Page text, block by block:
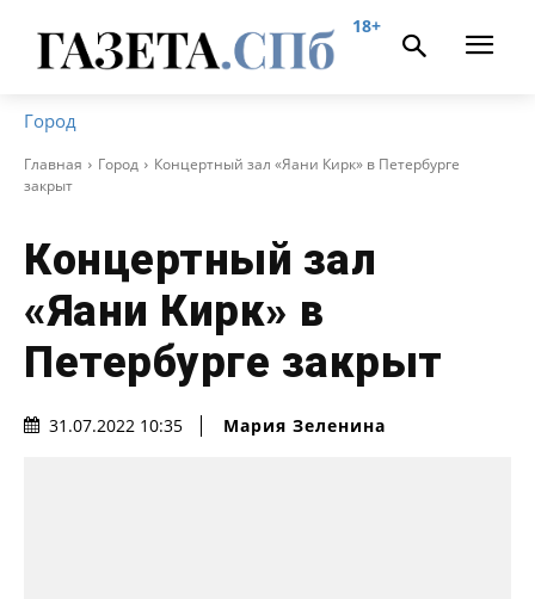
18+
Город
Главная Город
Концертный зал «Яани Кирк» в Петербурге
закрыт
Концертный зал
«Яани Кирк» в
Петербурге закрыт
31.07.2022 10:35 Мария Зеленина